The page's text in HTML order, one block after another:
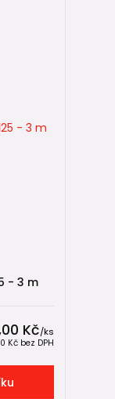
- 3 m
Kč/ks
Kč bez DPH